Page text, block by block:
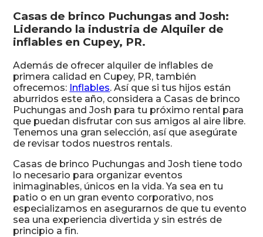
Casas de brinco Puchungas and Josh:
Liderando la industria de Alquiler de
inflables en Cupey, PR.
Además de ofrecer alquiler de inflables de
primera calidad en Cupey, PR, también
ofrecemos: Inflables. Así que si tus hijos están
aburridos este año, considera a Casas de brinco
Puchungas and Josh para tu próximo rental para
que puedan disfrutar con sus amigos al aire libre.
Tenemos una gran selección, así que asegúrate
de revisar todos nuestros rentals.
Casas de brinco Puchungas and Josh tiene todo
lo necesario para organizar eventos
inimaginables, únicos en la vida. Ya sea en tu
patio o en un gran evento corporativo, nos
especializamos en asegurarnos de que tu evento
sea una experiencia divertida y sin estrés de
principio a fin.